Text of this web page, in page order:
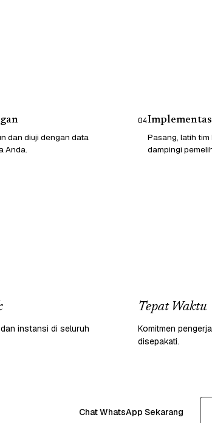
dan diuji dengan data
Anda.
04
Pasang, latih tim
dampingi
instansi di seluruh
Tepat Waktu
Komitmen
disepakati.
Chat WhatsApp Sekarang